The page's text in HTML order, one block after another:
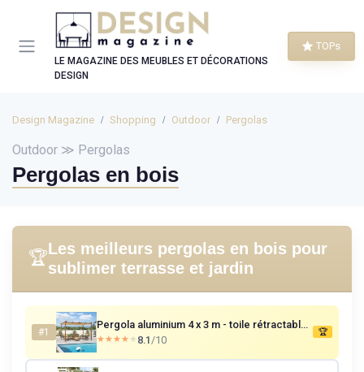
LE MAGAZINE DES MEUBLES ET DÉCORATIONS
DESIGN
TOPs
Design Magazine Shopping Outdoor Pergolas
Outdoor ≫ Pergolas
Pergolas en bois
🏆Les meilleurs pergolas en bois pour
sublimer terrasse et jardin
#1
Pergola aluminium 4 x 3 m - toile rétractable, finition teck
★★★★★
★★★★★ 8.1 /10
🏆
Panneau de gestion des cookies